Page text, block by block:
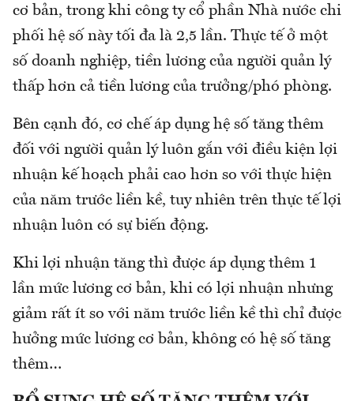
cơ bản, trong khi công ty cổ phần Nhà nước chi
phối hệ số này tối đa là 2,5 lần. Thực tế ở một
số doanh nghiệp, tiền lương của người quản lý
thấp hơn cả tiền lương của trưởng/phó phòng.
Bên cạnh đó, cơ chế áp dụng hệ số tăng thêm
đối với người quản lý luôn gắn với điều kiện lợi
nhuận kế hoạch phải cao hơn so với thực hiện
của năm trước liền kề, tuy nhiên trên thực tế lợi
nhuận luôn có sự biến động.
Khi lợi nhuận tăng thì được áp dụng thêm 1
lần mức lương cơ bản, khi có lợi nhuận nhưng
giảm rất ít so với năm trước liền kề thì chỉ được
hưởng mức lương cơ bản, không có hệ số tăng
thêm…